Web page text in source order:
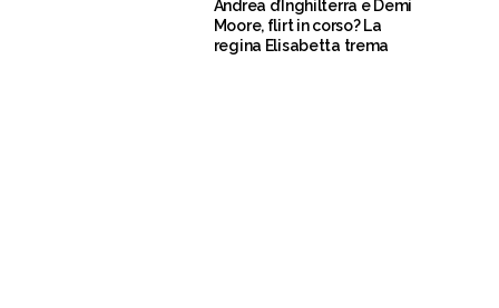
Andrea d’Inghilterra e Demi
Moore, flirt in corso? La
regina Elisabetta trema